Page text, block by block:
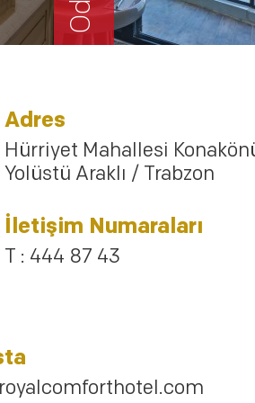
Adres
Hürriyet Mahallesi
Yolüstü Araklı / Trabzon
İletişim Numaraları
T : 444 87 43